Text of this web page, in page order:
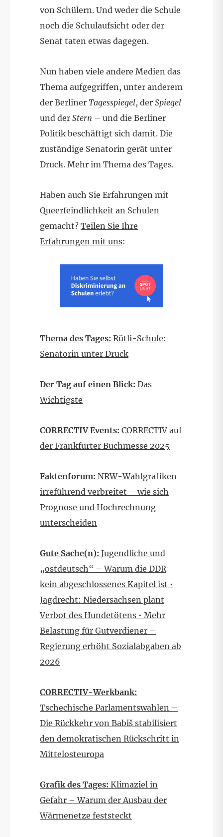
von Schülern. Und weder die Schule
noch die Schulaufsicht oder der
Senat taten etwas dagegen.
Nun haben viele andere Medien das
Thema aufgegriffen, unter anderem
der Berliner Tagesspiegel, der Spiegel
und der Stern – und die Berliner
Politik beschäftigt sich damit. Die
zuständige Senatorin gerät unter
Druck. Mehr im Thema des Tages.
Haben auch Sie Erfahrungen mit
Queerfeindlichkeit an Schulen
gemacht? Teilen Sie Ihre
Erfahrungen mit uns:
Thema des Tages: Rütli-Schule:
Senatorin unter Druck
Der Tag auf einen Blick: Das
Wichtigste
CORRECTIV Events: CORRECTIV auf
der Frankfurter Buchmesse 2025
Faktenforum: NRW-Wahlgrafiken
irreführend verbreitet – wie sich
Prognose und Hochrechnung
unterscheiden
Gute Sache(n): Jugendliche und
„ostdeutsch“ – Warum die DDR
kein abgeschlossenes Kapitel ist •
Jagdrecht: Niedersachsen plant
Verbot des Hundetötens • Mehr
Belastung für Gutverdiener –
Regierung erhöht Sozialabgaben ab
2026
CORRECTIV-Werkbank:
Tschechische Parlamentswahlen –
Die Rückkehr von Babiš stabilisiert
den demokratischen Rückschritt in
Mittelosteuropa
Grafik des Tages: Klimaziel in
Gefahr – Warum der Ausbau der
Wärmenetze feststeckt